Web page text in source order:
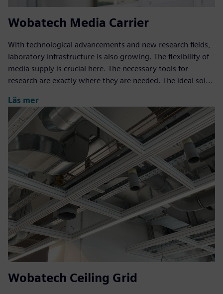
Wobatech Media Carrier
With technological advancements and new research fields,
laboratory infrastructure is also growing. The flexibility of
media supply is crucial here. The necessary tools for
research are exactly where they are needed. The ideal sol...
Läs mer
Wobatech Ceiling Grid